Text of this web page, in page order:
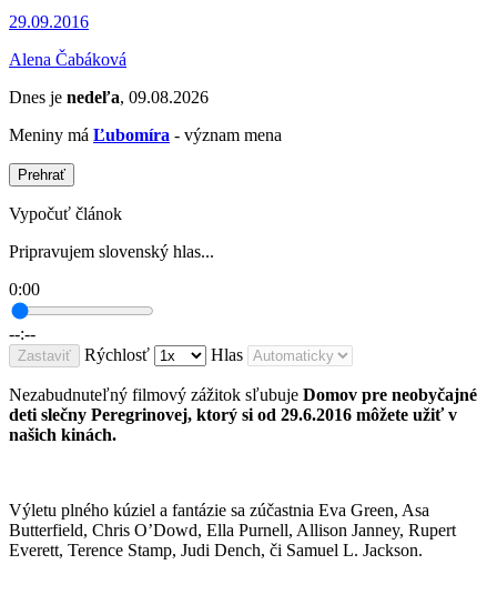
29.09.2016
Alena Čabáková
Dnes je nedeľa, 09.08.2026
Meniny má Ľubomíra - význam mena
Prehrať
Vypočuť článok
Pripravujem slovenský hlas...
0:00
--:--
Zastaviť Rýchlosť Hlas
Nezabudnuteľný filmový zážitok sľubuje Domov pre neobyčajné
deti slečny Peregrinovej, ktorý si od 29.6.2016 môžete užiť v
našich kinách.
Výletu plného kúziel a fantázie sa zúčastnia Eva Green, Asa
Butterfield, Chris O’Dowd, Ella Purnell, Allison Janney, Rupert
Everett, Terence Stamp, Judi Dench, či Samuel L. Jackson.